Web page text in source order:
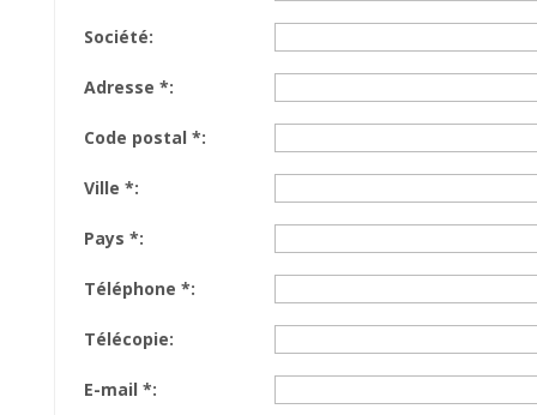
Société:
Adresse *:
Code postal *:
Ville *:
Pays *:
Téléphone *:
Télécopie:
E-mail *: